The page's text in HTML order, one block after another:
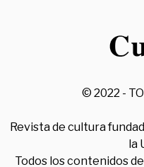
© 2022 -
Revista de cultura
la
Todos los contenidos